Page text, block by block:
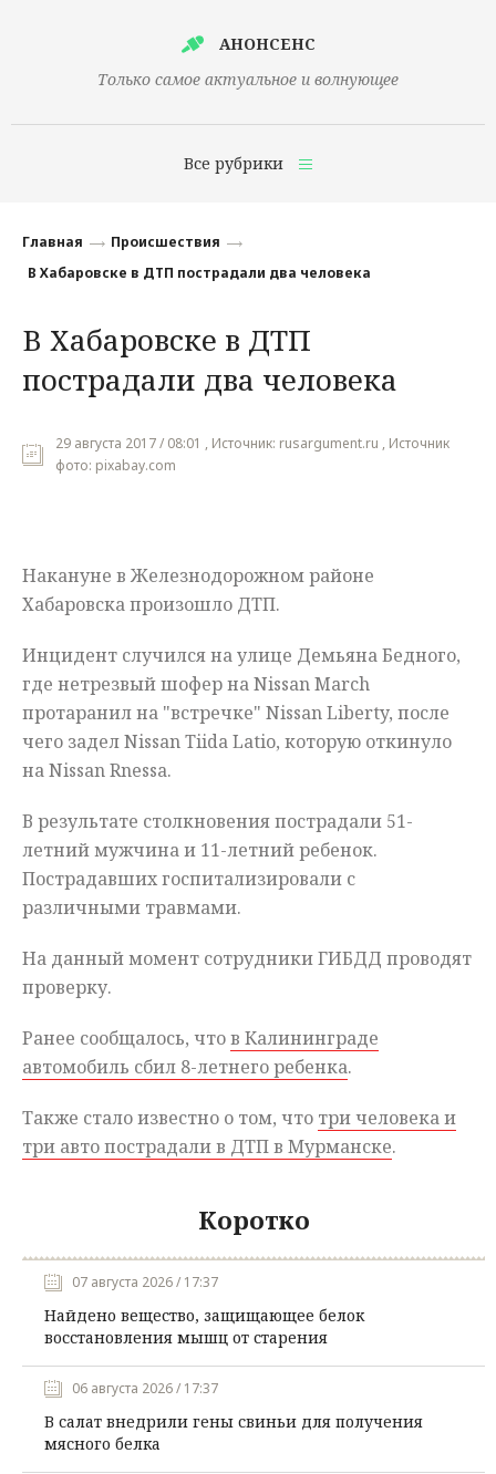
АНОНСЕНС
Только самое актуальное и волнующее
Все рубрики
Финансы
Наука
Культура
Общество
Происшествия
Главная
Происшествия
В Хабаровске в ДТП пострадали два человека
В Хабаровске в ДТП
пострадали два человека
29 августа 2017 / 08:01 , Источник: rusargument.ru , Источник
фото: pixabay.com
Накануне в Железнодорожном районе
Хабаровска произошло ДТП.
Инцидент случился на улице Демьяна Бедного,
где нетрезвый шофер на Nissan March
протаранил на "встречке" Nissan Liberty, после
чего задел Nissan Tiida Latio, которую откинуло
на Nissan Rnessa.
В результате столкновения пострадали 51-
летний мужчина и 11-летний ребенок.
Пострадавших госпитализировали с
различными травмами.
На данный момент сотрудники ГИБДД проводят
проверку.
Ранее сообщалось, чтов Калининграде
автомобиль сбил 8-летнего ребенка.
Также стало известно о том, что три человека и
три авто пострадали в ДТП в Мурманске.
Коротко
07 августа 2026 / 17:37
Найдено вещество, защищающее белок
восстановления мышц от старения
06 августа 2026 / 17:37
В салат внедрили гены свиньи для получения
мясного белка